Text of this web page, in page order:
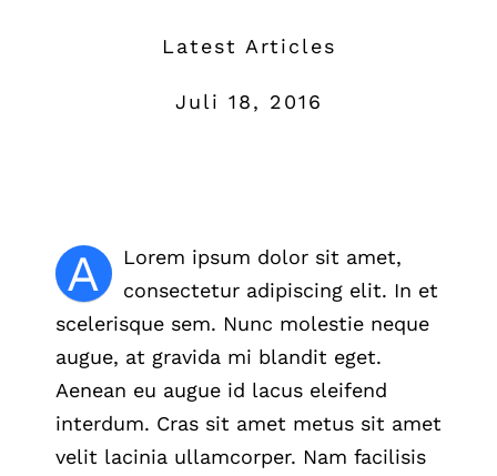
Latest Articles
Juli 18, 2016
A
Lorem ipsum dolor sit amet,
consectetur adipiscing elit. In et
scelerisque sem. Nunc molestie neque
augue, at gravida mi blandit eget.
Aenean eu augue id lacus eleifend
interdum. Cras sit amet metus sit amet
velit lacinia ullamcorper. Nam facilisis